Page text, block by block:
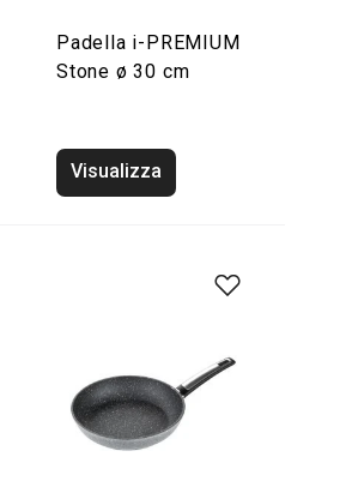
Padella i-PREMIUM
Stone ø 30 cm
Visualizza